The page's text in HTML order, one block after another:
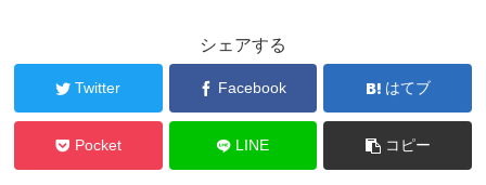
シェアする
Twitter Facebook はてブ
Pocket LINE コピー